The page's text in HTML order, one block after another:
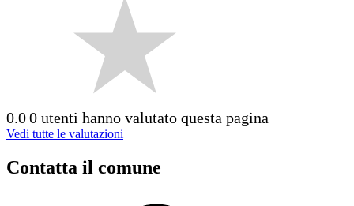
0.00 utenti hanno valutato questa pagina
Vedi tutte le valutazioni
Contatta il comune